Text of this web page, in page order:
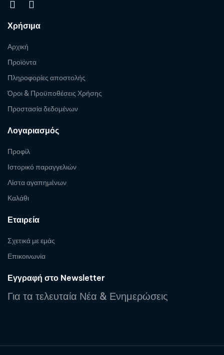
Χρήσιμα
Αρχική
Προϊόντα
Πληροφορίες αποστολής
Όροι & Προϋποθέσεις Χρήσης
Προστασία δεδομένων
Λογαριασμός
Προφίλ
Ιστορικό παραγγελιών
Λίστα αγαπημένων
Καλάθι
Εταιρεία
Σχετικά με εμάς
Επικοινωνία
Εγγραφή στο Newsletter
Για τα τελευταία Νέα & Ενημερώσεις